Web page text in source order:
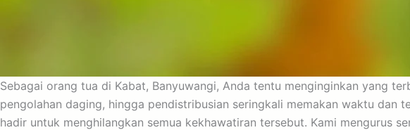
Sebagai orang tua di Kabat, Banyuwangi, Anda tentu menginginkan yang
pengolahan daging, hingga pendistribusian seringkali memakan waktu dan
hadir untuk menghilangkan semua kekhawatiran tersebut. Kami mengurus